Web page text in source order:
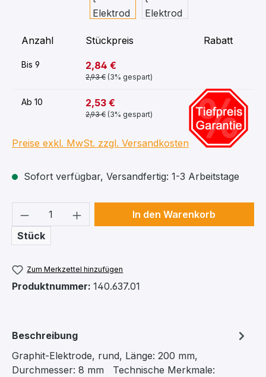
Anzahl Stückpreis Rabatt
Bis 9 2,84 €
2,93 € (3% gespart)
Ab 10 2,53 €
2,93 € (3% gespart)
-11%
Preise exkl. MwSt. zzgl. Versandkosten
Sofort verfügbar, Versandfertig: 1-3 Arbeitstage
Produkt Anzahl: Gib den
Stück
In den Warenkorb
Zum Merkzettel hinzufügen
Produktnummer: 140.637.01
Beschreibung
Graphit-Elektrode, rund, Länge: 200 mm,
Durchmesser: 8 mm Technische Merkmale: